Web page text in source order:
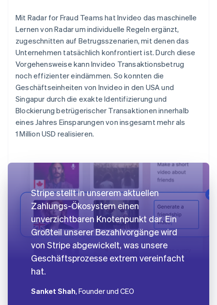
Mit Radar for Fraud Teams hat Invideo das maschinelle
Lernen von Radar um individuelle Regeln ergänzt,
zugeschnitten auf Betrugsszenarien, mit denen das
Unternehmen tatsächlich konfrontiert ist. Durch diese
Vorgehensweise kann Invideo Transaktionsbetrug
noch effizienter eindämmen. So konnten die
Geschäftseinheiten von Invideo in den USA und
Singapur durch die exakte Identifizierung und
Blockierung betrügerischer Transaktionen innerhalb
eines Jahres Einsparungen von insgesamt mehr als
1 Million USD realisieren.
Stripe stellt in unserem aktuellen
Zahlungs-Ökosystem einen
unverzichtbaren Knotenpunkt dar. Ein
Großteil unserer Bezahlvorgänge wird
von Stripe abgewickelt, was unsere
Geschäftsprozesse extrem vereinfacht
hat.
Sanket Shah, Founder und CEO